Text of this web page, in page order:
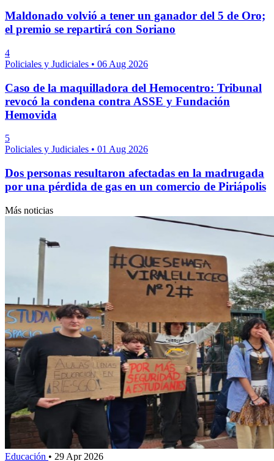
Maldonado volvió a tener un ganador del 5 de Oro;
el premio se repartirá con Soriano
4
Policiales y Judiciales • 06 Aug 2026
Caso de la maquilladora del Hemocentro: Tribunal
revocó la condena contra ASSE y Fundación
Hemovida
5
Policiales y Judiciales • 01 Aug 2026
Dos personas resultaron afectadas en la madrugada
por una pérdida de gas en un comercio de Piriápolis
Más noticias
Educación • 29 Apr 2026